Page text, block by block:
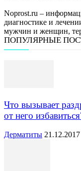
Noprost.ru –
диагностике и
мужчин и женщин,
ПОПУЛЯРНЫЕ
Что вызывает
от него
Дерматиты 21.12.2017